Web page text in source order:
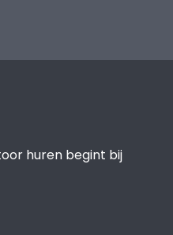
huren begint bij